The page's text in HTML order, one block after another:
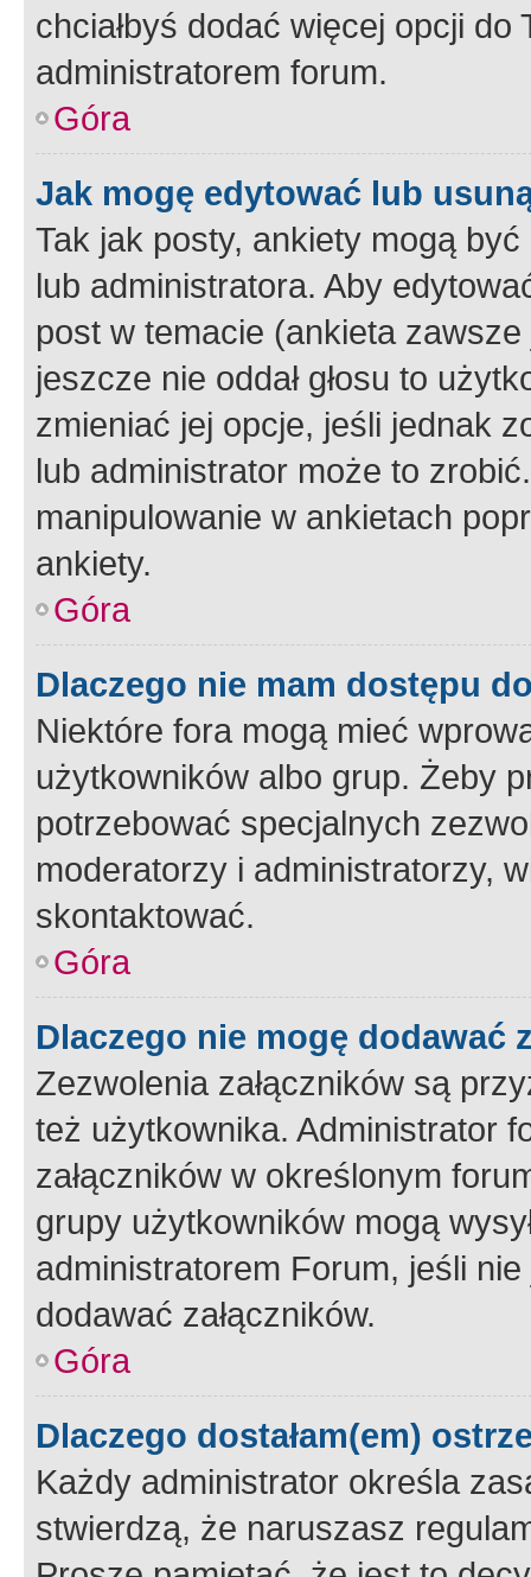
chciałbyś dodać więcej opcji
administratorem forum.
Góra
Jak mogę edytować lub
Tak jak posty, ankiety mogą
lub administratora. Aby
post w temacie (ankieta
jeszcze nie oddał głosu to
zmieniać jej opcje, jeśli jednak
lub administrator może to
manipulowanie w ankietach
ankiety.
Góra
Dlaczego nie mam dostępu
Niektóre fora mogą mieć
użytkowników albo grup. Żeby
potrzebować specjalnych
moderatorzy i administratorzy,
skontaktować.
Góra
Dlaczego nie mogę dodawać
Zezwolenia załączników są
też użytkownika. Administrator
załączników w określonym
grupy użytkowników mogą
administratorem Forum, jeśli
dodawać załączników.
Góra
Dlaczego dostałam(em)
Każdy administrator określa
stwierdzą, że naruszasz